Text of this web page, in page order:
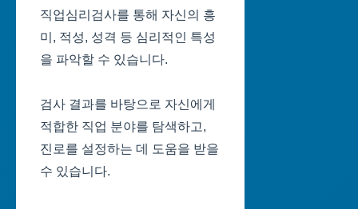
직업심리검사를 통해 자신의 흥
미, 적성, 성격 등 심리적인 특성
을 파악할 수 있습니다.
검사 결과를 바탕으로 자신에게
적합한 직업 분야를 탐색하고,
진로를 설정하는 데 도움을 받을
수 있습니다.